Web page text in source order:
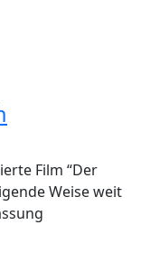
Film “Der
Weise weit